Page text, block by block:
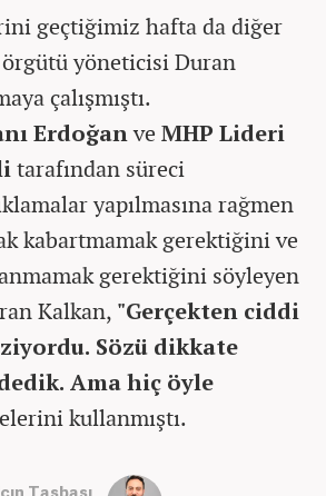
geçtiğimiz hafta da diğer
yöneticisi Duran
çalışmıştı.
Erdoğanve MHP Lideri
tarafından süreci
yapılmasına rağmen
kabartmamak gerektiğini ve
gerektiğini söyleyen
Kalkan, "Gerçekten ciddi
Sözü dikkate
Ama hiç öyle
kullanmıştı.